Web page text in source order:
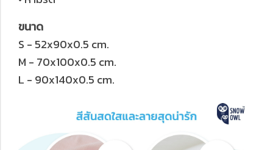
ขนาด
S - 52x90x0.5 cm.
M - 70x100x0.5 cm.
L - 90x140x0.5 cm.